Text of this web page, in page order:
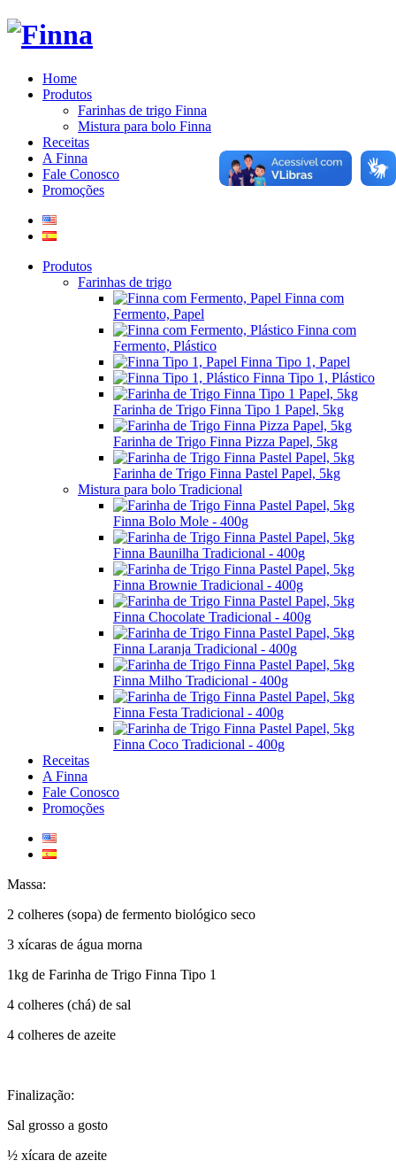
Home
Produtos
Farinhas de trigo Finna
Mistura para bolo Finna
Receitas
A Finna
Fale Conosco
Promoções
Produtos
Farinhas de trigo
Finna com
Fermento, Papel
Finna com
Fermento, Plástico
Finna Tipo 1, Papel
Finna Tipo 1, Plástico
Farinha de Trigo Finna Tipo 1 Papel, 5kg
Farinha de Trigo Finna Pizza Papel, 5kg
Farinha de Trigo Finna Pastel Papel, 5kg
Mistura para bolo Tradicional
Finna Bolo Mole - 400g
Finna Baunilha Tradicional - 400g
Finna Brownie Tradicional - 400g
Finna Chocolate Tradicional - 400g
Finna Laranja Tradicional - 400g
Finna Milho Tradicional - 400g
Finna Festa Tradicional - 400g
Finna Coco Tradicional - 400g
Receitas
A Finna
Fale Conosco
Promoções
Massa:
2 colheres (sopa) de fermento biológico seco
3 xícaras de água morna
1kg de Farinha de Trigo Finna Tipo 1
4 colheres (chá) de sal
4 colheres de azeite
Finalização:
Sal grosso a gosto
½ xícara de azeite